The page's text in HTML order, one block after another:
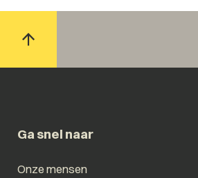
Ga snel naar
Onze mensen